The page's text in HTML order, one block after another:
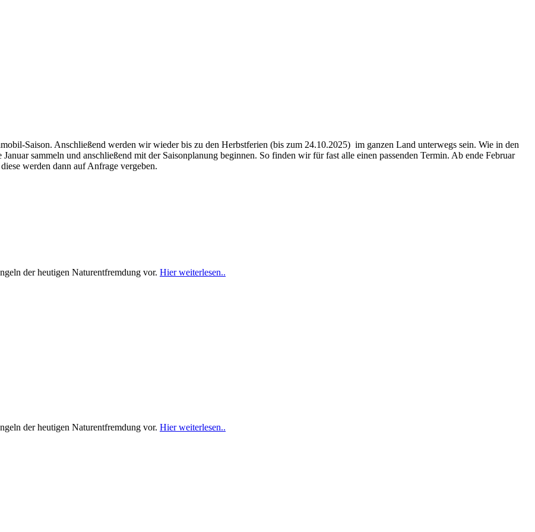
Saison. Anschließend werden wir wieder bis zu den Herbstferien (bis zum 24.10.2025) im ganzen Land unterwegs sein. Wie in den
sammeln und anschließend mit der Saisonplanung beginnen. So finden wir für fast alle einen passenden Termin. Ab ende Februar
werden dann auf Anfrage vergeben.
der heutigen Naturentfremdung vor. Hier weiterlesen..
der heutigen Naturentfremdung vor. Hier weiterlesen..